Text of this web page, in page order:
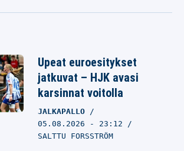
Upeat euroesitykset
jatkuvat – HJK avasi
karsinnat voitolla
JALKAPALLO
05.08.2026 - 23:12
SALTTU FORSSTRÖM